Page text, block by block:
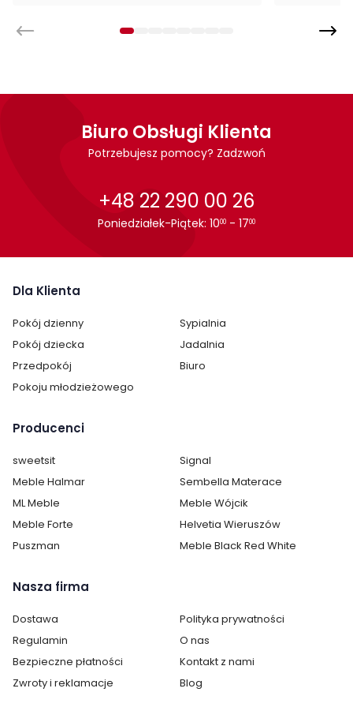
tkanina Bluvel
Montaż
z instrukcją obsługi do samodzielnego montażu. Montaż
trwa ok. 10 minut.
Cechy charakterystyczne
61 cm
Wysokość: 86 cm
Styl:
Pokój:
Jadalnia
Salon
Wysokość siedziska:
Materiał siedziska / blatu: tkanina
Kolor stelaż: czarny
Kolor krzesła:
Pomieszczenie:
Kuchnia
Salon
Sypialnia
Materiał krzesła:
metalowe
Biuro Obsługi Klienta
Potrzebujesz pomocy? Zadzwoń
+48 22 290 00 26
Poniedziałek-Piątek: 1000 - 1700
Dla Klienta
Pokój dzienny
Sypialnia
Pokój dziecka
Jadalnia
Przedpokój
Biuro
Pokoju młodzieżowego
Producenci
sweetsit
Signal
Meble Halmar
Sembella Materace
ML Meble
Meble Wójcik
Meble Forte
Helvetia Wieruszów
Puszman
Meble Black Red White
Nasza firma
Dostawa
Polityka prywatności
Regulamin
O nas
Bezpieczne płatności
Kontakt z nami
Zwroty i reklamacje
Blog